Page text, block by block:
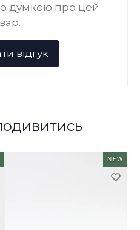
думкою про цей
NEW